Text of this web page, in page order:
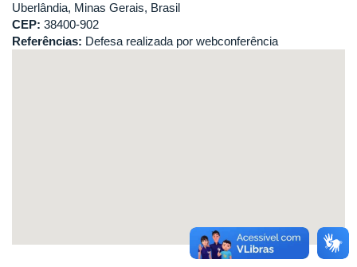
Uberlândia, Minas Gerais, Brasil
CEP: 38400-902
Referências: Defesa realizada por webconferência